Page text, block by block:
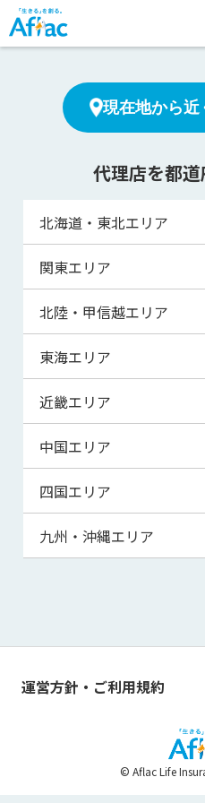
現在地から近
代理店を都
北海道・東北エリア
北海道
青森県
宮城県
秋田県
山形県
関東エリア
東京都
神奈川県
埼玉県
千葉県
茨城県
群馬県
北陸・甲信越エリア
新潟県
富山県
福井県
山梨県
長野県
東海エリア
岐阜県
静岡県
三重県
近畿エリア
滋賀県
京都府
大阪府
兵庫県
和歌山県
中国エリア
鳥取県
島根県
山口県
四国エリア
徳島県
高知県
九州・沖縄エリア
熊本県
運営方針・ご利用規約
© Aflac Life